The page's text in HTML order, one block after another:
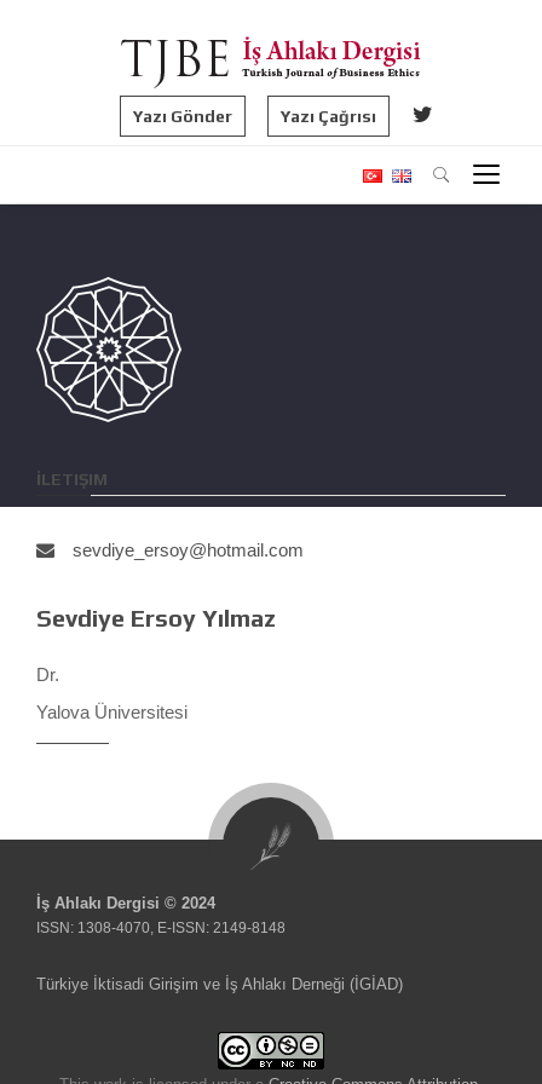
Yazı Gönder Yazı Çağrısı
İLETIŞIM
sevdiye_ersoy@hotmail.com
Sevdiye Ersoy Yılmaz
Dr.
Yalova Üniversitesi
İş Ahlakı Dergisi © 2024
ISSN: 1308-4070, E-ISSN: 2149-8148
Türkiye İktisadi Girişim ve İş Ahlakı Derneği (İGİAD)